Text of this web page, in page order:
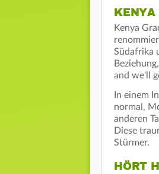
KENYA
Kenya
Südafrika
and we'll
In einem
normal,
anderen
Diese
Stürmer.
HÖRT